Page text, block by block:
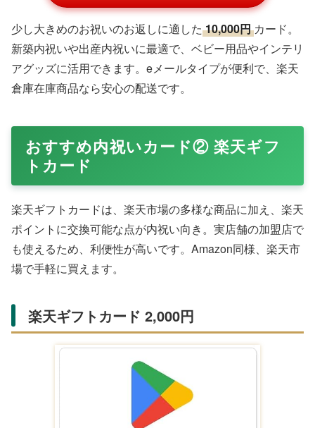
少し大きめのお祝いのお返しに適した 10,000円 カード。
新築内祝いや出産内祝いに最適で、ベビー用品やインテリ
アグッズに活用できます。eメールタイプが便利で、楽天
倉庫在庫商品なら安心の配送です。
おすすめ内祝いカード② 楽天ギフ
トカード
楽天ギフトカードは、楽天市場の多様な商品に加え、楽天
ポイントに交換可能な点が内祝い向き。実店舗の加盟店で
も使えるため、利便性が高いです。Amazon同様、楽天市
場で手軽に買えます。
楽天ギフトカード 2,000円